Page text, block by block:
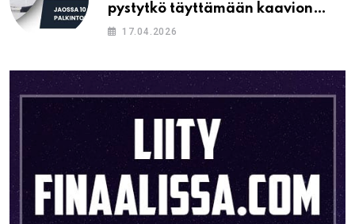
pystytkö täyttämään kaavion
oikein?
17.04.2026